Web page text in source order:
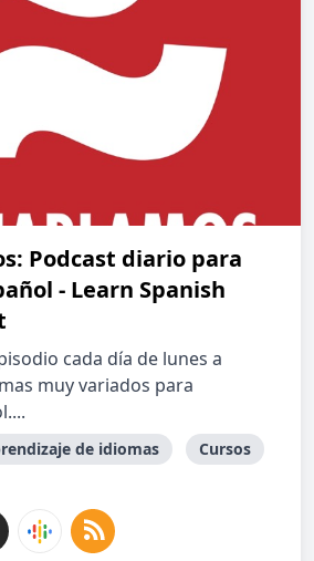
Podcast diario para
- Learn Spanish
cada día de lunes a
muy variados para
de idiomas Cursos